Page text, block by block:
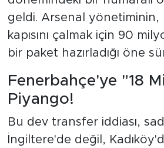
geldi. Arsenal yönetiminin,
kapısını çalmak için 90
bir paket hazırladığı öne
Fenerbahçe'ye "18
Piyango!
Bu dev transfer iddiası,
İngiltere'de değil,